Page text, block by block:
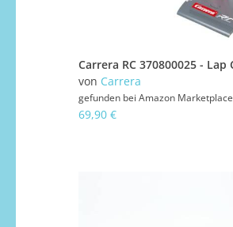
von Carrera
gefunden bei Amazon Marketplace
69,90 €